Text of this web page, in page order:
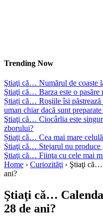
Trending Now
Ştiaţi că… Numărul de coaste
Ştiaţi că… Barza este o pasăre
Știați că… Roşiile îsi păstrează
uman chiar dacă sunt
Ştiaţi că… Ciocârlia este
zborului?
Știaţi că… Cea mai mare
Ştiaţi că… Stejarul nu produce
Ştiaţi că… Fiinţa cu cele mai
Home › Curiozităţi › Ştiaţi că…
ani?
Ştiaţi că…
28 de ani?